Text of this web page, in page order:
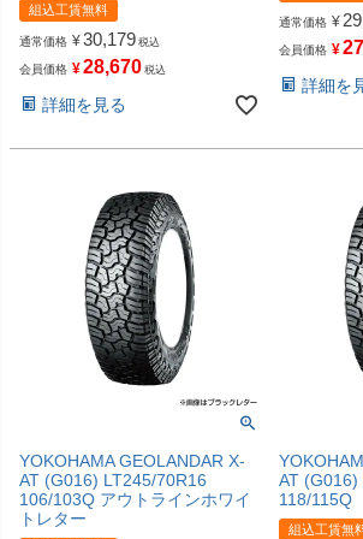
組込工賃無料
通常価格 ¥30,179 税込
会員価格 ¥28,670 税込
詳細を見る
通常価格 ¥
会員価格 ¥
詳細を
YOKOHAMA GEOLANDAR X-
AT (G016) LT245/70R16
106/103Q アウトラインホワイ
トレター
AT (G016)
118/115Q
組込工賃無